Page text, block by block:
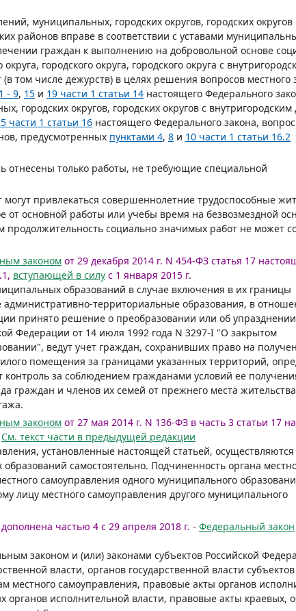
муниципальных, городских округов, городских округов
районов вправе в соответствии с уставами
граждан к выполнению на добровольной основе
городского округа, городского округа с
том числе дежурств) в целях решения вопросов местного
- 9, 15 и 19 части 1 статьи 14 настоящего Федерального
городских округов, городских округов с
части 1 статьи 16 настоящего Федерального закона,
предусмотренных пунктами 4, 8 и 10 части 1 статьи 16.2
отнесены только работы, не требующие специальной
привлекаться совершеннолетние трудоспособные
от основной работы или учебы время на безвозмездной
социально значимых работ не может
законом от 29 декабря 2014 г. N 454-ФЗ статья 17
вступающей в силу с 1 января 2015 г.
образований в случае включения в их границы
территориальные образования, в
принято решение о преобразовании или об
Федерации от 14 июля 1992 года N 3297-I "О закрытом
ведут учет граждан, сохранивших право на
помещения за границами указанных территорий,
за соблюдением гражданами условий ее
граждан и членов их семей от прежнего места
законом от 27 мая 2014 г. N 136-ФЗ в часть 3 статьи 17
См. текст части в предыдущей редакции
установленные настоящей статьей,
самостоятельно. Подчиненность органа
самоуправления одного муниципального
лицу местного самоуправления другого муниципального
частью 4 с 29 апреля 2018 г. - Федеральный закон
законом и (или) законами субъектов Российской
власти, органов государственной власти субъектов
местного самоуправления, правовые акты органов
исполнительной власти, правовые акты краевых,